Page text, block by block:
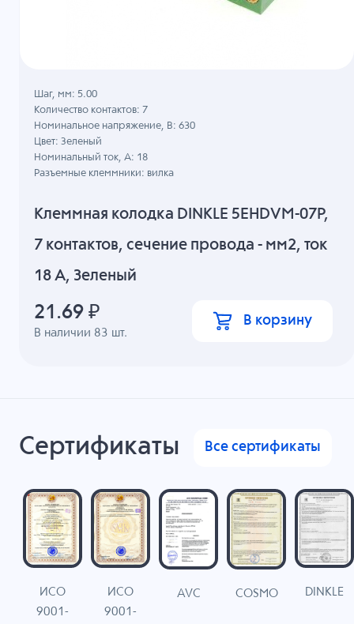
Клеммная колодка DINKLE 5EHDVM-07P,
7 контактов, сечение провода - мм2, ток
18 A, Зеленый
В наличии 83 шт.
Шаг, мм: 5.00
Количество контактов: 7
Номинальное напряжение, B: 630
Цвет: Зеленый
Номинальный ток, А: 18
Разъемные клеммники: вилка
21.69 ₽ В корзину
Сертификаты Все сертификаты
ИСО
9001-
ИСО
9001-
AVC COSMO DINKLE